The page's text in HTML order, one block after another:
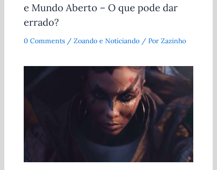
e Mundo Aberto – O que pode dar
errado?
0 Comments / Zoando e Noticiando/ Por Zazinho